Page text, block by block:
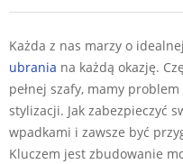
Każda z nas marzy o
ubrania na każdą okazję.
pełnej szafy, mamy
stylizacji. Jak zabezpieczyć
wpadkami i zawsze być
Kluczem jest zbudowanie